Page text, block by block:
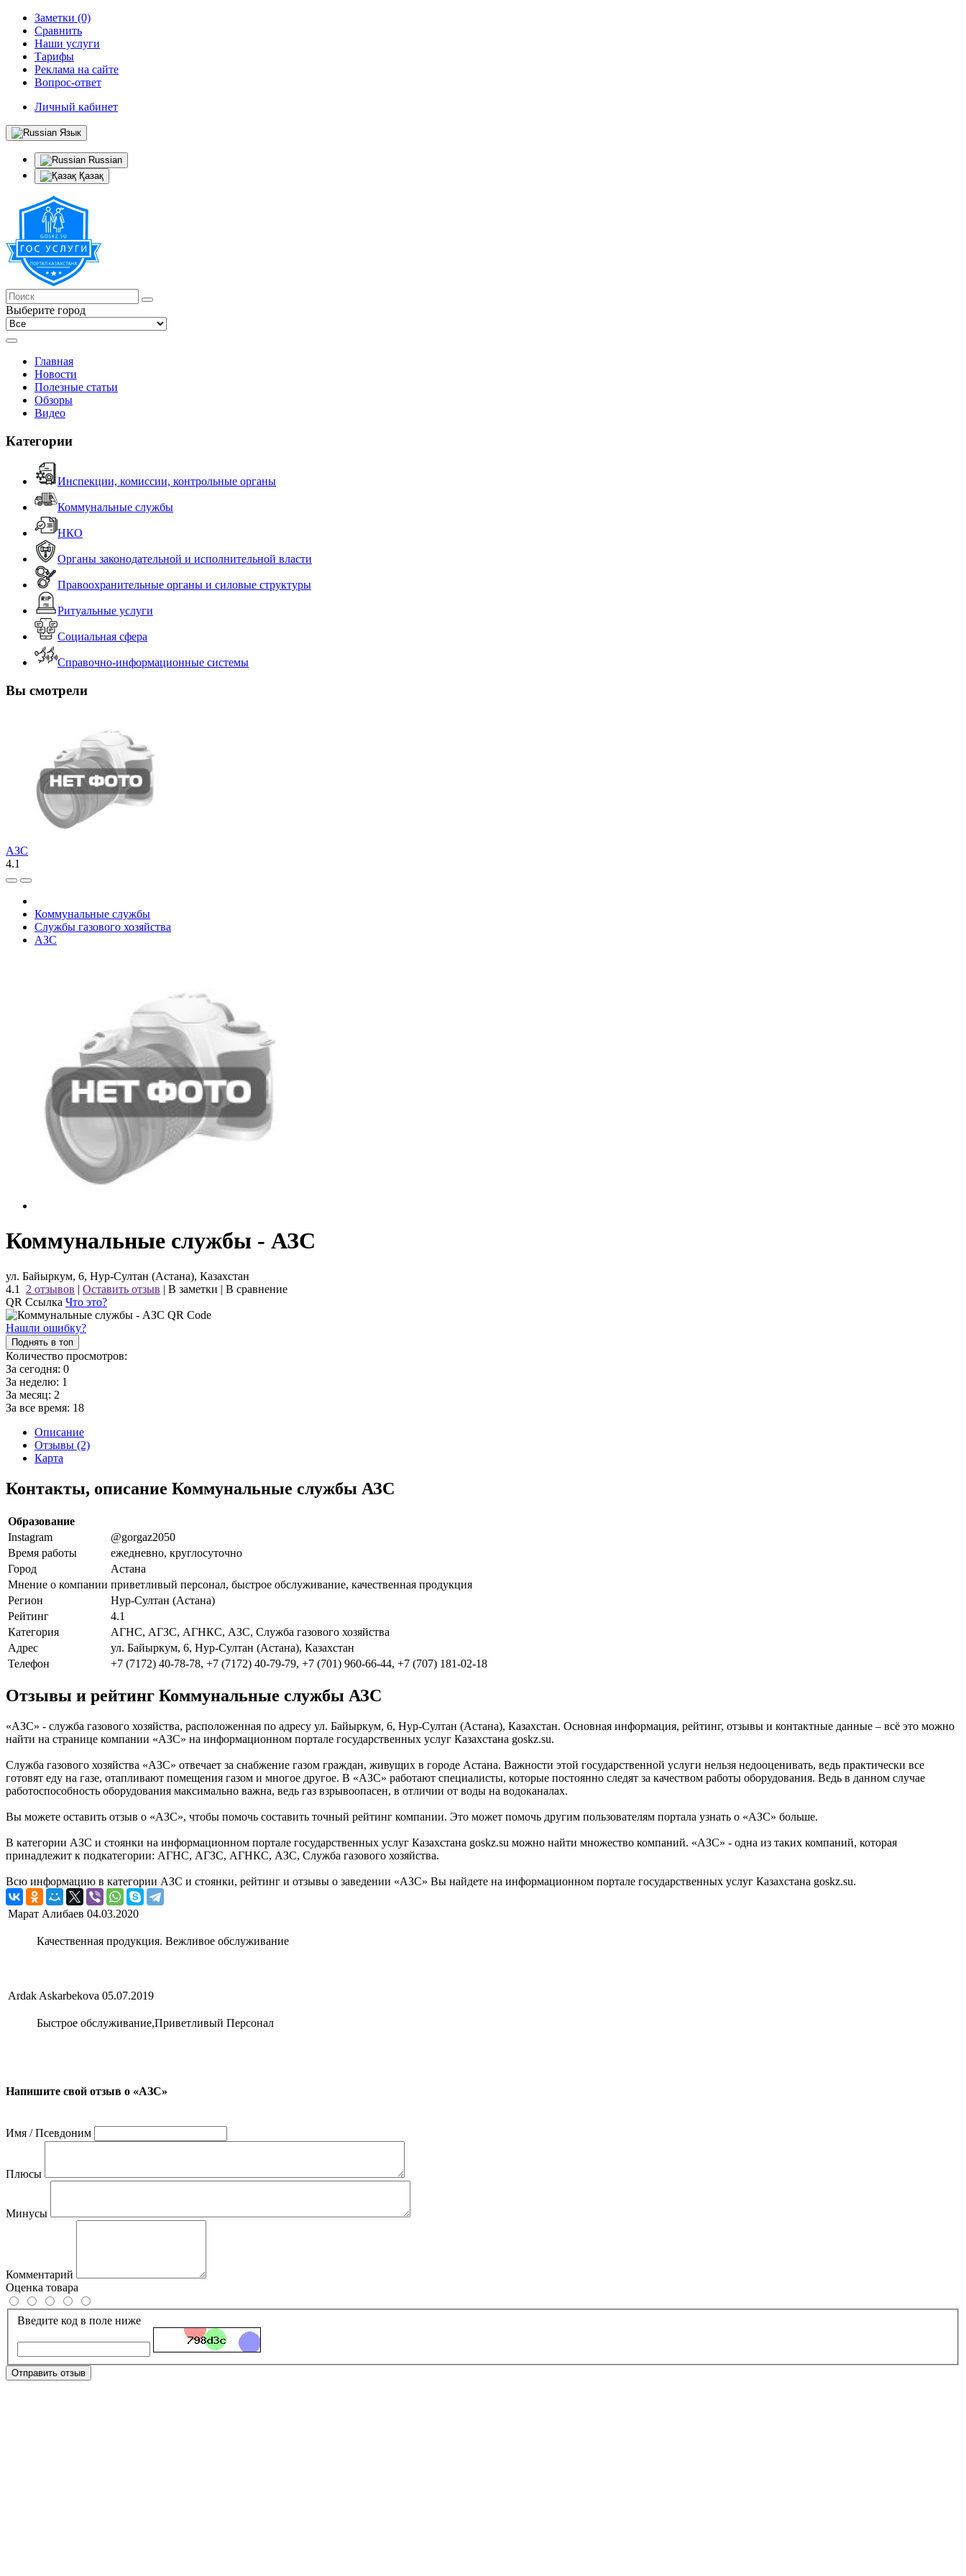
Заметки (0)
Сравнить
Наши услуги
Тарифы
Реклама на сайте
Вопрос-ответ
Личный кабинет
Язык
Russian
Қазақ
Выберите город
Главная
Новости
Полезные статьи
Обзоры
Видео
Категории
Инспекции, комиссии, контрольные органы
Коммунальные службы
НКО
Органы законодательной и исполнительной власти
Правоохранительные органы и силовые структуры
Ритуальные услуги
Социальная сфера
Справочно-информационные системы
Вы смотрели
АЗС
4.1
Коммунальные службы
Службы газового хозяйства
АЗС
Коммунальные службы - АЗС
ул. Байыркум, 6, Нур-Султан (Астана), Казахстан
4.1
2 отзывов | Оставить отзыв | В заметки | В сравнение
QR Ссылка Что это?
Нашли ошибку?
Поднять в топ
Количество просмотров:
За сегодня: 0
За неделю: 1
За месяц: 2
За все время: 18
Описание
Отзывы (2)
Карта
Контакты, описание Коммунальные службы АЗС
Образование
Instagram
@gorgaz2050
Время работы
ежедневно, круглосуточно
Город
Астана
Мнение о компании приветливый персонал, быстрое обслуживание, качественная продукция
Регион
Нур-Султан (Астана)
Рейтинг
4.1
Категория
АГНС, АГЗС, АГНКС, АЗС, Служба газового хозяйства
Адрес
ул. Байыркум, 6, Нур-Султан (Астана), Казахстан
Телефон
+7 (7172) 40-78-78, +7 (7172) 40-79-79, +7 (701) 960-66-44, +7 (707) 181-02-18
Отзывы и рейтинг Коммунальные службы АЗС
«АЗС» - служба газового хозяйства, расположенная по адресу ул. Байыркум, 6, Нур-Султан (Астана), Казахстан. Основная информация, рейтинг, отзывы и контактные данные – всё это можно
найти на странице компании «АЗС» на информационном портале государственных услуг Казахстана goskz.su.
Служба газового хозяйства «АЗС» отвечает за снабжение газом граждан, живущих в городе Астана. Важности этой государственной услуги нельзя недооценивать, ведь практически все
готовят еду на газе, отапливают помещения газом и многое другое. В «АЗС» работают специалисты, которые постоянно следят за качеством работы оборудования. Ведь в данном случае
работоспособность оборудования максимально важна, ведь газ взрывоопасен, в отличии от воды на водоканалах.
Вы можете оставить отзыв о «АЗС», чтобы помочь составить точный рейтинг компании. Это может помочь другим пользователям портала узнать о «АЗС» больше.
В категории АЗС и стоянки на информационном портале государственных услуг Казахстана goskz.su можно найти множество компаний. «АЗС» - одна из таких компаний, которая
принадлежит к подкатегории: АГНС, АГЗС, АГНКС, АЗС, Служба газового хозяйства.
Всю информацию в категории АЗС и стоянки, рейтинг и отзывы о заведении «АЗС» Вы найдете на информационном портале государственных услуг Казахстана goskz.su.
Марат Алибаев 04.03.2020
Качественная продукция. Вежливое обслуживание
Ardak Askarbekova 05.07.2019
Быстрое обслуживание,Приветливый Персонал
Напишите свой отзыв о «АЗС»
Имя / Псевдоним
Плюсы
Минусы
Комментарий
Оценка товара
Введите код в поле ниже
Отправить отзыв